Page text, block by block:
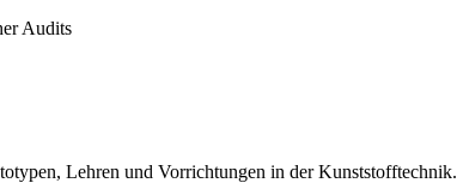
Audits
Lehren und Vorrichtungen in der Kunststofftechnik.